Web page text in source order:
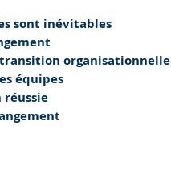
sont inévitables
transition organisationnelle
équipes
réussie